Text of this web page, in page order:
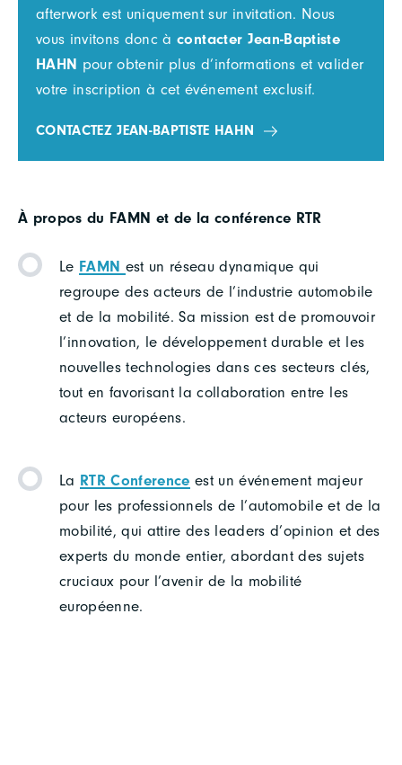
afterwork est uniquement sur invitation. Nous
vous invitons donc àcontacter Jean-Baptiste
HAHN pour obtenir plus d’informations et valider
votre inscription à cet événement exclusif.
CONTACTEZ JEAN-BAPTISTE HAHN
À propos du FAMN et de la conférence RTR
Le FAMN est un réseau dynamique qui
regroupe des acteurs de l’industrie automobile
et de la mobilité. Sa mission est de promouvoir
l’innovation, le développement durable et les
nouvelles technologies dans ces secteurs clés,
tout en favorisant la collaboration entre les
acteurs européens.
La RTR Conference est un événement majeur
pour les professionnels de l’automobile et de la
mobilité, qui attire des leaders d’opinion et des
experts du monde entier, abordant des sujets
cruciaux pour l’avenir de la mobilité
européenne.